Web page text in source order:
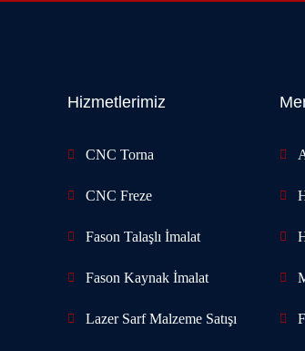
Hizmetlerimiz
CNC Torna
CNC Freze
Fason Talaşlı İmalat
Fason Kaynak İmalat
Lazer Sarf Malzeme Satışı